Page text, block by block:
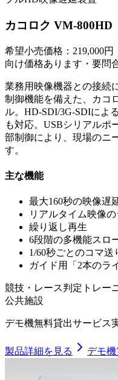
カコロク VM-800HD
希望小売価格：219,000円
向け価格あります・要問
業務用映像機器との接続
制御機能を備えた、カコ
ル。HD-SDI/3G-SDIによ
も対応。USBシリアルポ
部制御により、現場のニ
す。
主な機能
最大160秒の映像遅
リアルタイム映像
繰り返し再生
6段階の多機能スロ
1/60秒ごとのコマ送
ガイド用「2本のラ
競技・レース判定 トレー
公共施設
デモ機無料貸出サービス
製品詳細を見る デモ